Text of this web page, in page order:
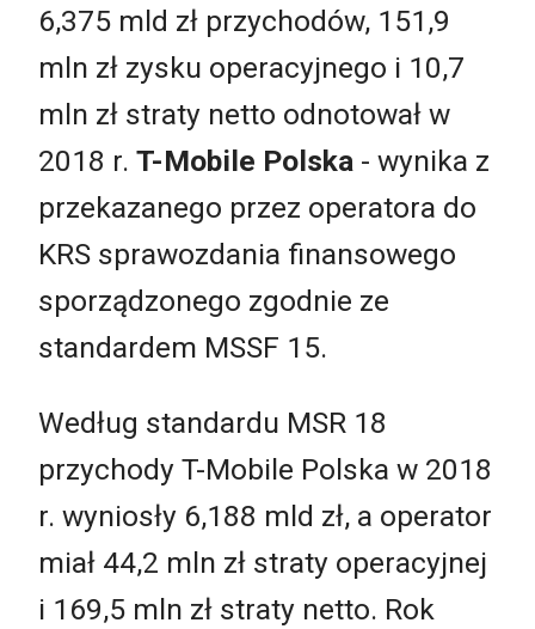
6,375 mld zł przychodów, 151,9
mln zł zysku operacyjnego i 10,7
mln zł straty netto odnotował w
2018 r. T-Mobile Polska - wynika z
przekazanego przez operatora do
KRS sprawozdania finansowego
sporządzonego zgodnie ze
standardem MSSF 15.
Według standardu MSR 18
przychody T-Mobile Polska w 2018
r. wyniosły 6,188 mld zł, a operator
miał 44,2 mln zł straty operacyjnej
i 169,5 mln zł straty netto. Rok